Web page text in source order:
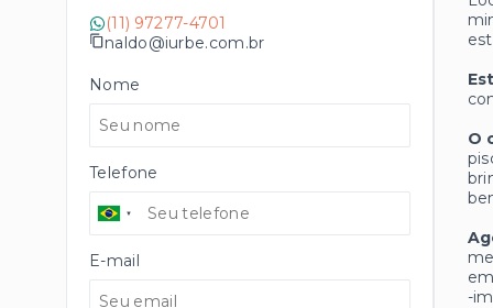
O
-
(11) 97277-4701
naldo@iurbe.com.br
Nome
Telefone
E-mail